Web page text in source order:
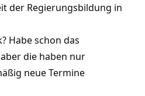
der Regierungsbildung in
Habe schon das
die haben nur
neue Termine